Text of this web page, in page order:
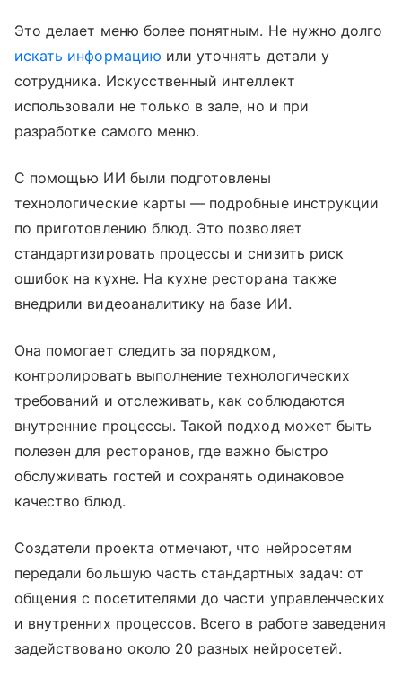
Это делает меню более понятным. Не нужно долго
искать информацию или уточнять детали у
сотрудника. Искусственный интеллект
использовали не только в зале, но и при
разработке самого меню.
С помощью ИИ были подготовлены
технологические карты — подробные инструкции
по приготовлению блюд. Это позволяет
стандартизировать процессы и снизить риск
ошибок на кухне. На кухне ресторана также
внедрили видеоаналитику на базе ИИ.
Она помогает следить за порядком,
контролировать выполнение технологических
требований и отслеживать, как соблюдаются
внутренние процессы. Такой подход может быть
полезен для ресторанов, где важно быстро
обслуживать гостей и сохранять одинаковое
качество блюд.
Создатели проекта отмечают, что нейросетям
передали большую часть стандартных задач: от
общения с посетителями до части управленческих
и внутренних процессов. Всего в работе заведения
задействовано около 20 разных нейросетей.